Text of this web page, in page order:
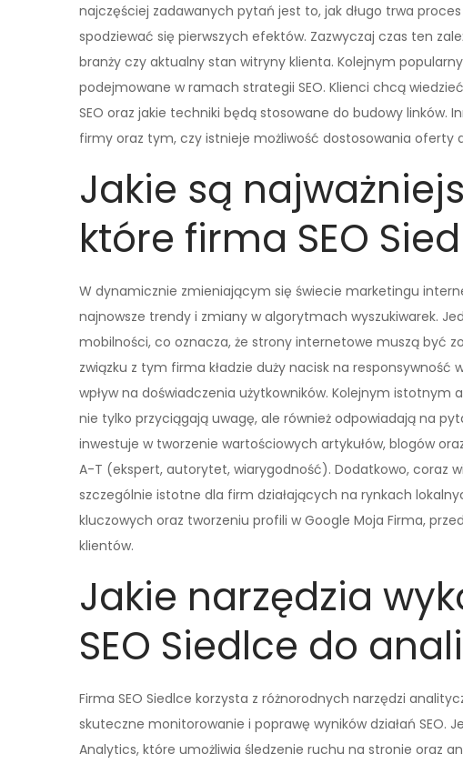
najczęściej zadawanych pytań jest to, jak długo trwa
spodziewać się pierwszych efektów. Zazwyczaj czas ten
branży czy aktualny stan witryny klienta. Kolejnym
podejmowane w ramach strategii SEO. Klienci chcą
SEO oraz jakie techniki będą stosowane do budowy linków.
firmy oraz tym, czy istnieje możliwość dostosowania oferty
Jakie są
które firma SEO
W dynamicznie zmieniającym się świecie marketingu
najnowsze trendy i zmiany w algorytmach wyszukiwarek.
mobilności, co oznacza, że strony internetowe muszą być
związku z tym firma kładzie duży nacisk na responsywność
wpływ na doświadczenia użytkowników. Kolejnym
nie tylko przyciągają uwagę, ale również odpowiadają na
inwestuje w tworzenie wartościowych artykułów, blogów
A-T (ekspert, autorytet, wiarygodność). Dodatkowo, coraz
szczególnie istotne dla firm działających na rynkach
kluczowych oraz tworzeniu profili w Google Moja Firma,
klientów.
Jakie narzędzia
SEO Siedlce do
Firma SEO Siedlce korzysta z różnorodnych narzędzi
skuteczne monitorowanie i poprawę wyników działań SEO.
Analytics, które umożliwia śledzenie ruchu na stronie oraz